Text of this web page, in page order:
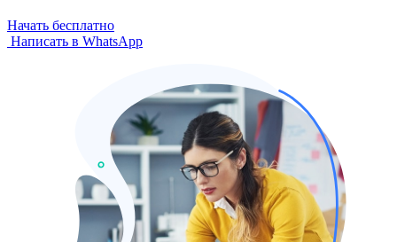
Начать бесплатно
Написать в WhatsApp